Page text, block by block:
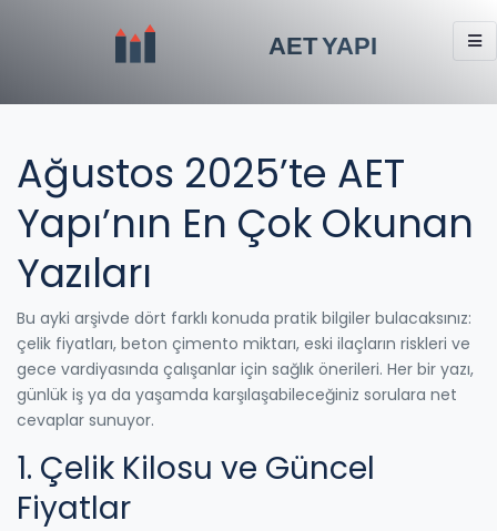
Ağustos 2025’te AET
Yapı’nın En Çok Okunan
Yazıları
Bu ayki arşivde dört farklı konuda pratik bilgiler bulacaksınız:
çelik fiyatları, beton çimento miktarı, eski ilaçların riskleri ve
gece vardiyasında çalışanlar için sağlık önerileri. Her bir yazı,
günlük iş ya da yaşamda karşılaşabileceğiniz sorulara net
cevaplar sunuyor.
1. Çelik Kilosu ve Güncel
Fiyatlar